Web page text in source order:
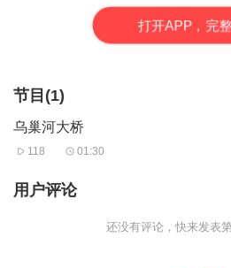
桥的桥东是高耸天半的大马山，桥西是
空东西，就好像巨龙腾飞一般，气势磅
石料，采用全空石肋拱式结构修筑，主
之最。而也因为它宏伟的规模，科学的
拱桥的新水平。 由于乌巢河大桥地处险
苗寨的一大景观，也是湘西各族人民的
价，最大的胆略建成了当今世界第一流
打开APP，完
节目(1)
乌巢河大桥
118 01:30
用户评论
还没有评论，快来发表